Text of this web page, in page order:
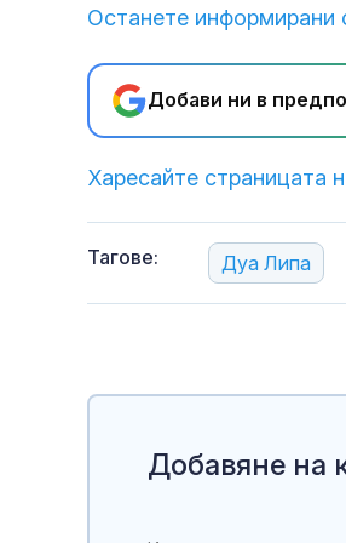
Останете информирани
Добави ни в
Харесайте страницата
Тагове: Дуа Липа
Добавяне на